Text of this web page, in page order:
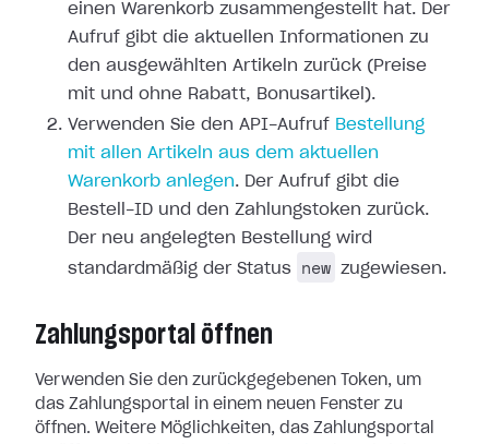
einen Warenkorb zusammengestellt hat. Der
Aufruf gibt die aktuellen Informationen zu
den ausgewählten Artikeln zurück (Preise
mit und ohne Rabatt, Bonusartikel).
Verwenden Sie den API-Aufruf Bestellung
mit allen Artikeln aus dem aktuellen
Warenkorb anlegen. Der Aufruf gibt die
Bestell-ID und den Zahlungstoken zurück.
Der neu angelegten Bestellung wird
standardmäßig der Status
new zugewiesen.
Zahlungsportal öffnen
Verwenden Sie den zurückgegebenen Token, um
das Zahlungsportal in einem neuen Fenster zu
öffnen. Weitere Möglichkeiten, das Zahlungsportal